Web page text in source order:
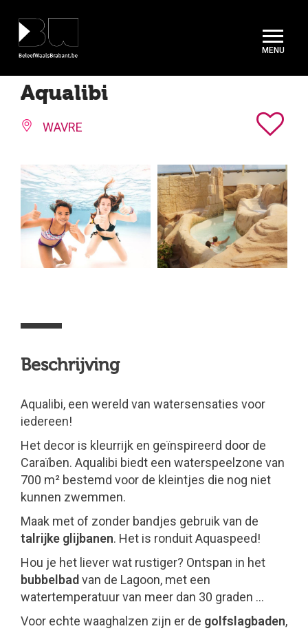
Aqualibi
WAVRE
Beschrijving
Aqualibi, een wereld van watersensaties voor
iedereen!
Het decor is kleurrijk en geïnspireerd door de
Caraïben. Aqualibi biedt een waterspeelzone van
700 m² bestemd voor de kleintjes die nog niet
kunnen zwemmen.
Maak met of zonder bandjes gebruik van de
talrijke glijbanen. Het is ronduit Aquaspeed!
Hou je het liever wat rustiger? Ontspan in het
bubbelbad van de Lagoon, met een
watertemperatuur van meer dan 30 graden …
Voor echte waaghalzen zijn er de golfslagbaden,